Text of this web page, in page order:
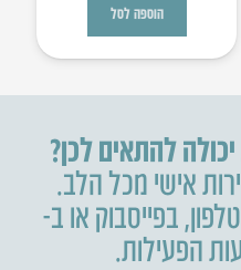
הוספה לסל
להתאים לכן?
אישי מכל הלב.
,בפייסבוק או ב-